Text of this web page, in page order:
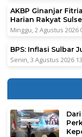
AKBP Ginanjar
Harian Rakyat
Minggu, 2 Agustus 2026
BPS: Inflasi Sulbar
Senin, 3 Agustus 2026